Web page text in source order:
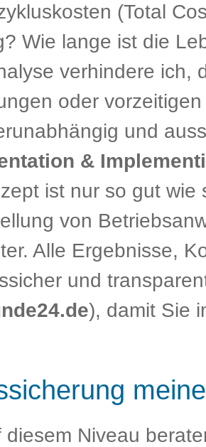
(Total
Wie lange ist die
verhindere ich,
oder
und
&
ist nur so gut
von
Alle Ergebnisse,
und
), damit Sie
diesem Niveau